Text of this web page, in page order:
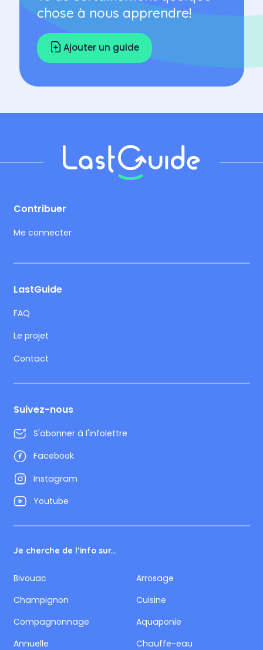
chose à nous apprendre!
Ajouter un guide
Contribuer
Me connecter
LastGuide
FAQ
Le projet
Contact
Suivez-nous
S'abonner à l'infolettre
Facebook
Instagram
Youtube
Je cherche de l’info sur...
Bivouac
Arrosage
Champignon
Cuisine
Compagnonnage
Aquaponie
Annuelle
Chauffe-eau